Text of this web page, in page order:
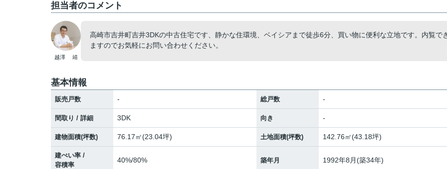
担当者のコメント
越澤 靖
高崎市吉井町吉井3DKの中古住宅です、静かな住環境、ベイシアまで徒歩6分、買い物に便利な立地です。内覧で
ますのでお気軽にお問い合わせください。
基本情報
販売戸数 - 総戸数 -
間取り / 詳細 3DK 向き -
建物面積(坪数) 76.17㎡(23.04坪) 土地面積(坪数) 142.76㎡(43.18坪)
建ぺい率 /
容積率
40%/80% 築年月 1992年8月(築34年)